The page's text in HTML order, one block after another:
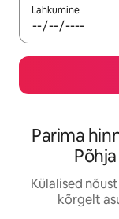
Lahkumine
Parima
Külalised
kõrgelt